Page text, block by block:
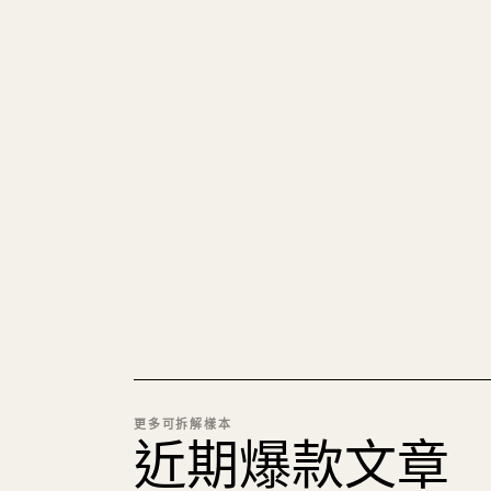
更多可拆解樣本
近期爆款文章